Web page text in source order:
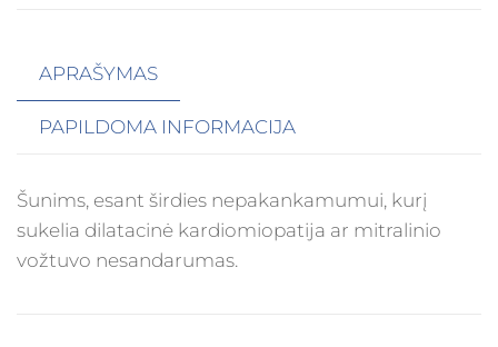
APRAŠYMAS
PAPILDOMA INFORMACIJA
Šunims, esant širdies nepakankamumui, kurį
sukelia dilatacinė kardiomiopatija ar mitralinio
vožtuvo nesandarumas.